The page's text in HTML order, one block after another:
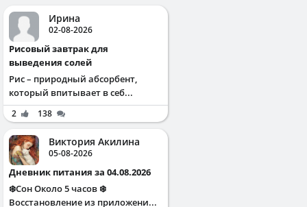
Ирина
02-08-2026
Рисовый завтрак для
выведения солей
Рис – природный абсорбент,
который впитывает в себ...
2 138
Виктория Акилина
05-08-2026
Дневник питания за 04.08.2026
❄️Сон Около 5 часов ❄️
Восстановление из приложени...